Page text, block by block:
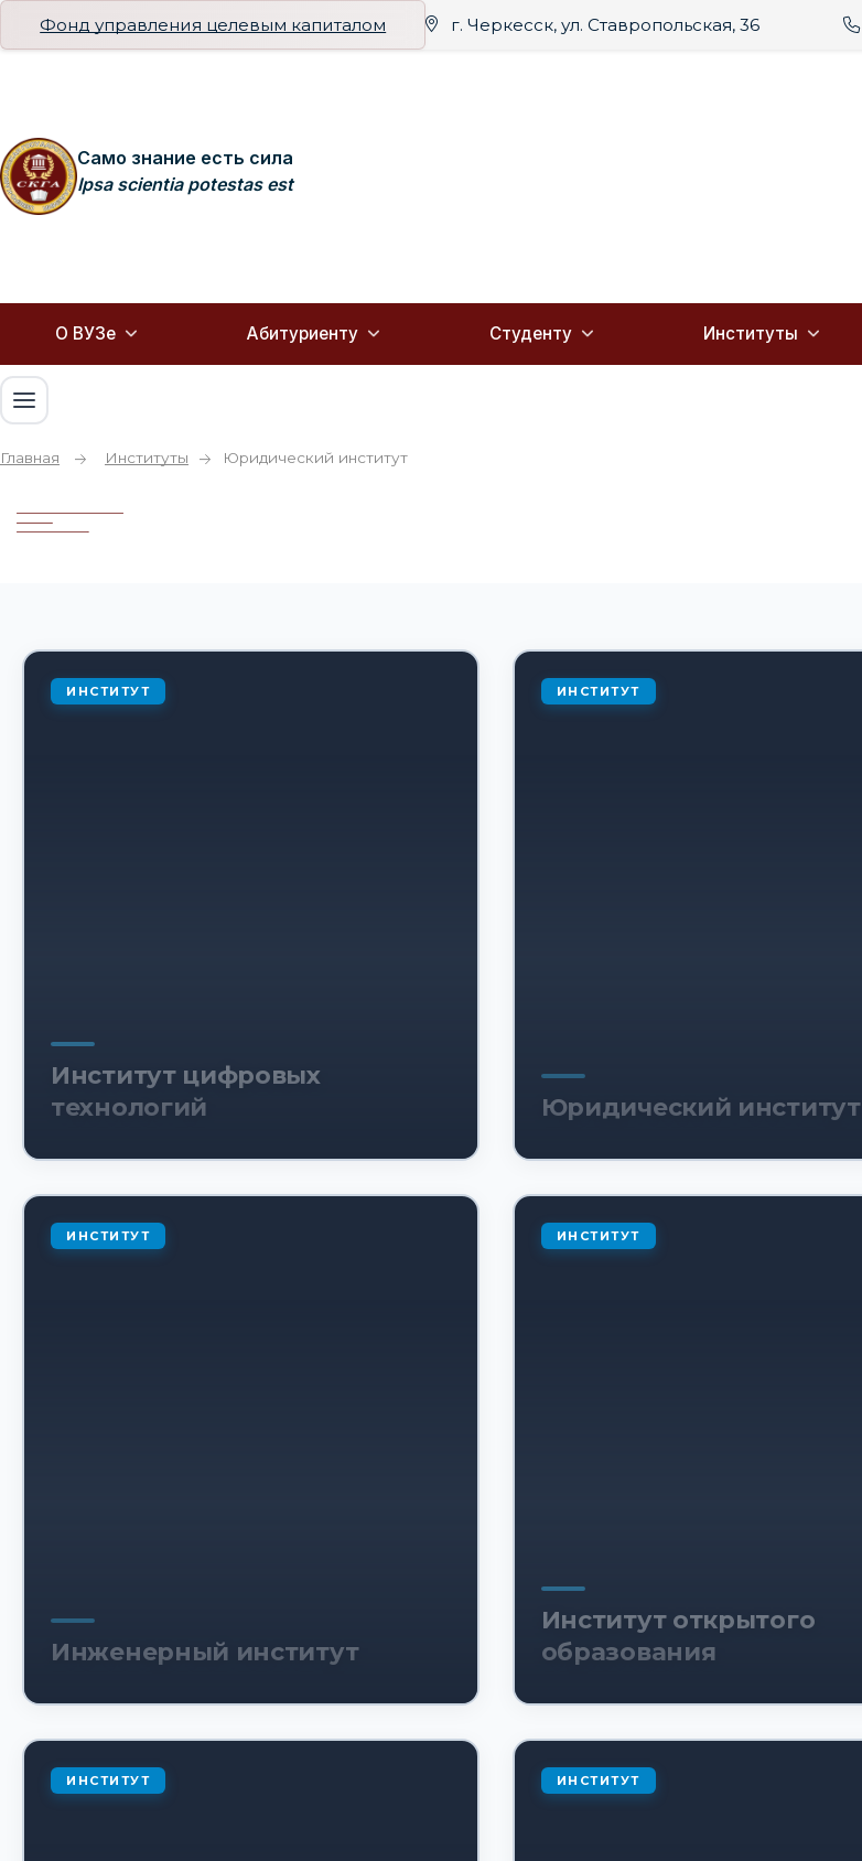
Фонд управления целевым капиталом г. Черкесск, ул. Ставропольская, 36
Само знание есть сила
Ipsa scientia potestas est
О ВУЗе Абитуриенту Студенту Институты
Главная Институты Юридический институт
Институт цифровых
технологий
ИНСТИТУТ
Юридический институт
ИНСТИТУТ
Инженерный институт
ИНСТИТУТ
Институт открытого
образования
ИНСТИТУТ
ИНСТИТУТ ИНСТИТУТ